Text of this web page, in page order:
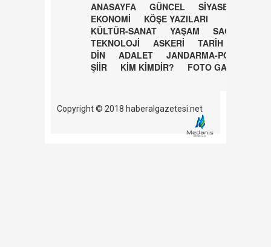
ANASAYFA GÜNCEL
SİYASET
EKONOMİ
KÖŞE YAZILARI
KÜLTÜR-SANAT
YAŞAM
SAĞLIK
TEKNOLOJİ
ASKERİ
TARİH
DİN
ADALET
JANDARMA-POLİS
ŞİİR
KİM KİMDİR? FOTO GALERİ
Copyright © 2018 haberalgazetesi.net